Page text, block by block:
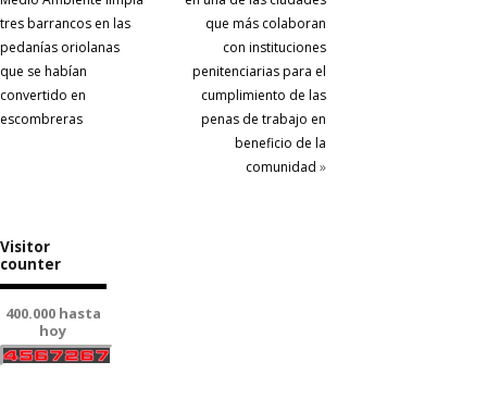
tres barrancos en las
pedanías oriolanas
que se habían
convertido en
escombreras
que más colaboran
con instituciones
penitenciarias para el
cumplimiento de las
penas de trabajo en
beneficio de la
comunidad »
Visitor
counter
400.000 hasta
hoy